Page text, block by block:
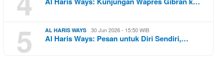
5 AL HARIS WAYS 30 Jun 2026 - 15:50 WIB
Al Haris Ways: Pesan untuk Diri Sendiri,…